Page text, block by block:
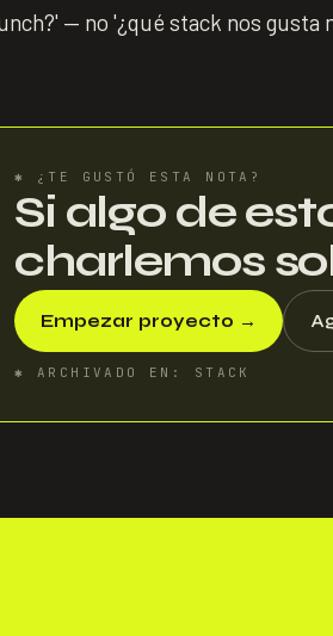
— no '¿qué stack nos gusta
✱ ¿TE GUSTÓ ESTA NOTA?
Si algo de
charlemos
Empezar proyecto →
✱ ARCHIVADO EN : STACK